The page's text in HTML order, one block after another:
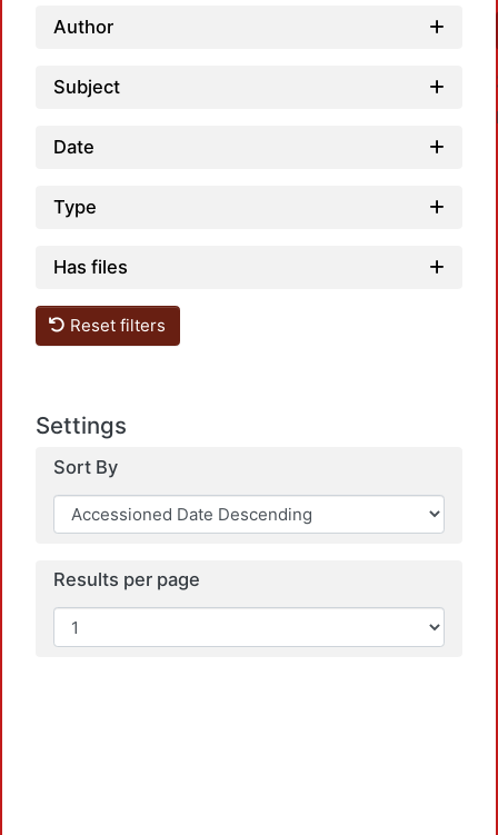
Author
Subject
Date
Type
Has files
Reset filters
Settings
Sort By
Results per page